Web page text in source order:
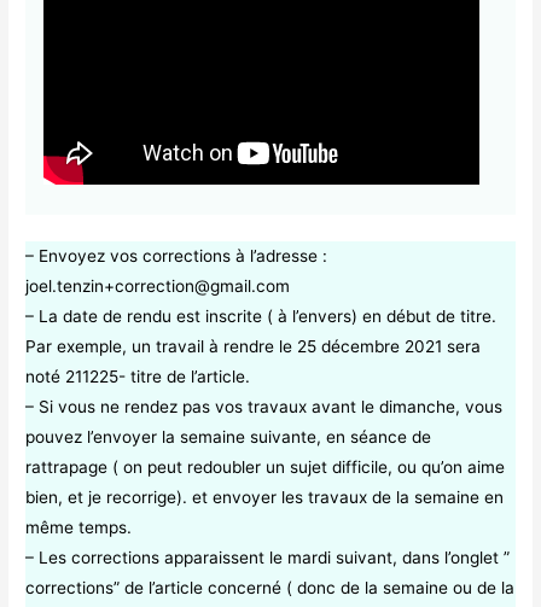
– Envoyez vos corrections à l’adresse :
joel.tenzin+correction@gmail.com
– La date de rendu est inscrite ( à l’envers) en début de titre.
Par exemple, un travail à rendre le 25 décembre 2021 sera
noté 211225- titre de l’article.
– Si vous ne rendez pas vos travaux avant le dimanche, vous
pouvez l’envoyer la semaine suivante, en séance de
rattrapage ( on peut redoubler un sujet difficile, ou qu’on aime
bien, et je recorrige). et envoyer les travaux de la semaine en
même temps.
– Les corrections apparaissent le mardi suivant, dans l’onglet ”
corrections” de l’article concerné ( donc de la semaine ou de la